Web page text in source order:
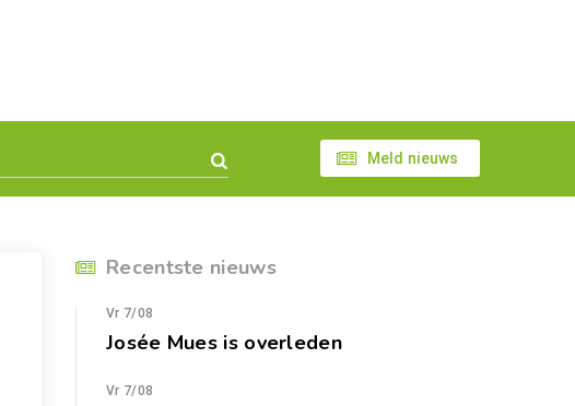
Meld nieuws
Recentste nieuws
Vr 7/08
Josée Mues is overleden
Vr 7/08